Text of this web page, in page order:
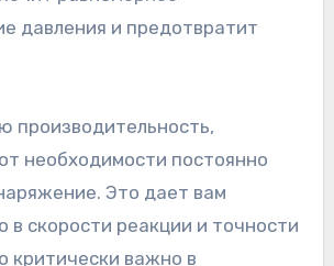
давления и предотвратит
производительность,
необходимости постоянно
Это дает вам
в скорости реакции и точности
критически важно в